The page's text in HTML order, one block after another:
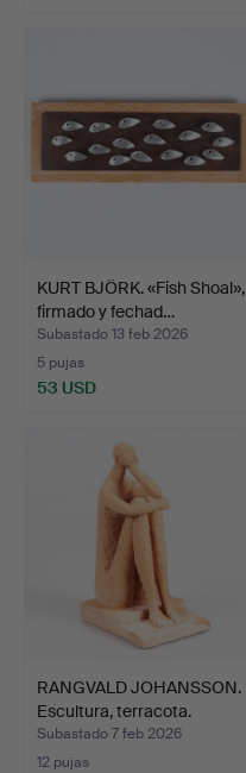
KURT BJÖRK. «Fish Shoal»,
firmado y fechad…
Subastado 13 feb 2026
5 pujas
53 USD
RANGVALD JOHANSSON.
Escultura, terracota.
Subastado 7 feb 2026
12 pujas